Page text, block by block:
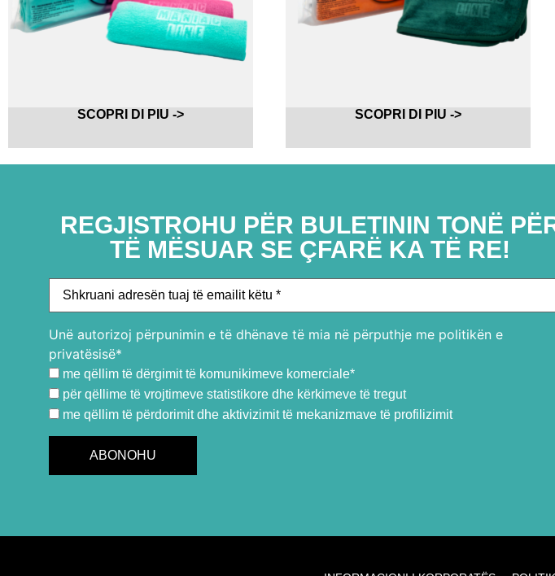
SCOPRI DI PIU -> SCOPRI DI PIU ->
REGJISTROHU PËR BULETININ TONË
TË MËSUAR SE ÇFARË KA TË RE!
Unë autorizoj përpunimin e të dhënave të mia në përputhje me politikën e
privatësisë*
me qëllim të dërgimit të komunikimeve komerciale*
për qëllime të vrojtimeve statistikore dhe kërkimeve të tregut
me qëllim të përdorimit dhe aktivizimit të mekanizmave të profilizimit